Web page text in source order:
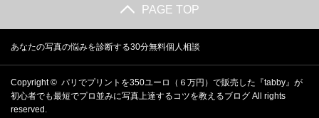
PAGE TOP
あなたの写真の悩みを診断する30分無料個人相談
Copyright © パリでプリントを350ユーロ（６万円）で販売した『tabby』が
初心者でも最短でプロ並みに写真上達するコツを教えるブログ All rights
reserved.